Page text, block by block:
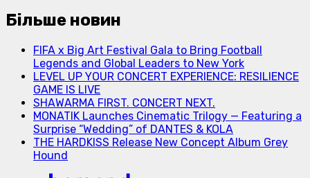
Більше новин
FIFA x Big Art Festival Gala to Bring Football
Legends and Global Leaders to New York
LEVEL UP YOUR CONCERT EXPERIENCE: RESILIENCE
GAME IS LIVE
SHAWARMA FIRST. CONCERT NEXT.
MONATIK Launches Cinematic Trilogy — Featuring a
Surprise “Wedding” of DANTES & KOLA
THE HARDKISS Release New Concept Album Grey
Hound